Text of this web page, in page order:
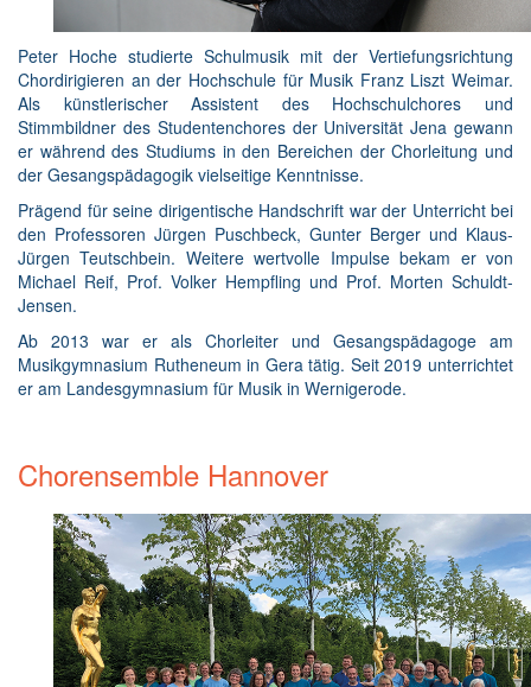
Peter Hoche studierte Schulmusik mit der Vertiefungsrichtung
Chordirigieren an der Hochschule für Musik Franz Liszt Weimar.
Als künstlerischer Assistent des Hochschulchores und
Stimmbildner des Studentenchores der Universität Jena gewann
er während des Studiums in den Bereichen der Chorleitung und
der Gesangspädagogik vielseitige Kenntnisse.
Prägend für seine dirigentische Handschrift war der Unterricht bei
den Professoren Jürgen Puschbeck, Gunter Berger und Klaus-
Jürgen Teutschbein. Weitere wertvolle Impulse bekam er von
Michael Reif, Prof. Volker Hempfling und Prof. Morten Schuldt-
Jensen.
Ab 2013 war er als Chorleiter und Gesangspädagoge am
Musikgymnasium Rutheneum in Gera tätig. Seit 2019 unterrichtet
er am Landesgymnasium für Musik in Wernigerode.
Chorensemble Hannover